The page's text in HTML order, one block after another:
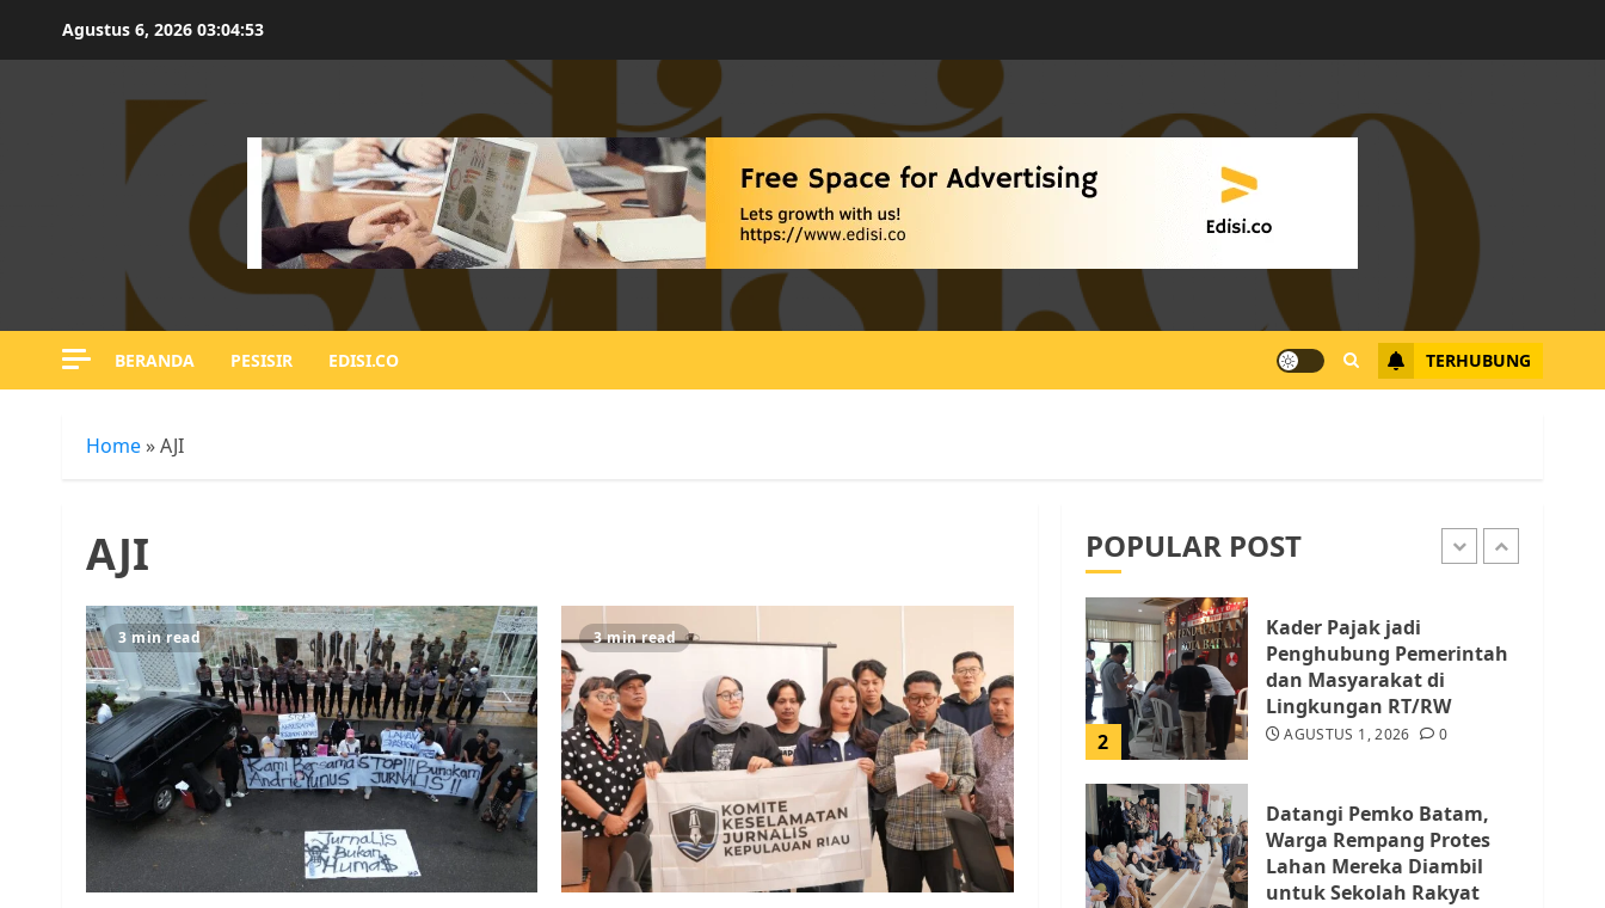
Agustus 6, 2026 03:04:54
BERANDA PESISIR EDISI.CO TERHUBUNG
Home »AJI
AJI
3 min read 3 min read
POPULAR POST
Warga Rempang Ajukan
Kota Batam, Soroti
Aktivitas yang Resahkan
0
Batam Berhenti
Merampas Tanah Warga
Rempang
JULI 15, 2026
1 AGUSTUS 1, 2026
2
Kader Pajak jadi
Penghubung Pemerintah
dan Masyarakat di
Lingkungan RT/RW
AGUSTUS 1, 2026 0
Datangi Pemko Batam,
Warga Rempang Protes
Lahan Mereka Diambil
untuk Sekolah Rakyat